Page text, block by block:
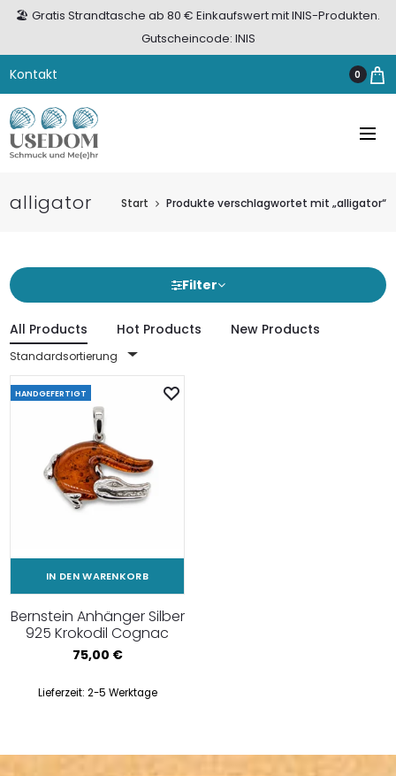
🏖️ Gratis Strandtasche ab 80 € Einkaufswert mit INIS-Produkten.
Gutscheincode: INIS
Kontakt 0
alligator Start Produkte verschlagwortet mit „alligator“
Filter
All Products Hot Products New Products
Standardsortierung
HANDGEFERTIGT
IN DEN WARENKORB
Bernstein Anhänger Silber
925 Krokodil Cognac
75,00 €
Lieferzeit: 2-5 Werktage